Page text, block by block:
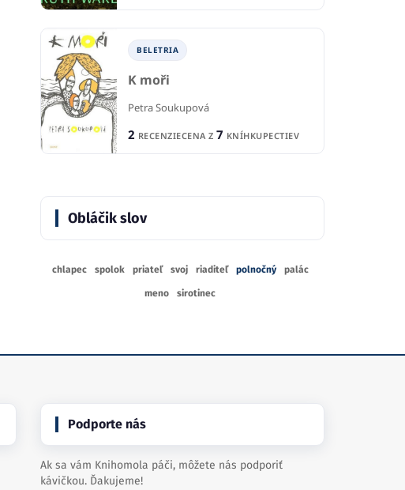
BELETRIA
K moři
Petra Soukupová
2 RECENZIECENA Z 7 KNÍHKUPECTIEV
Obláčik slov
chlapec spolok priateľ svoj riaditeľ polnočný palác
meno sirotinec
Podporte nás
Ak sa vám Knihomola páči, môžete nás podporiť
kávičkou. Ďakujeme!